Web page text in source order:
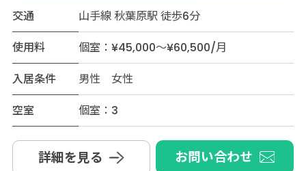
交通
山手線 秋葉原駅 徒歩6分
使用料
個室：¥45,000～¥60,500/月
入居条件
男性 女性
空室
個室：3
詳細を見る お問い合わせ